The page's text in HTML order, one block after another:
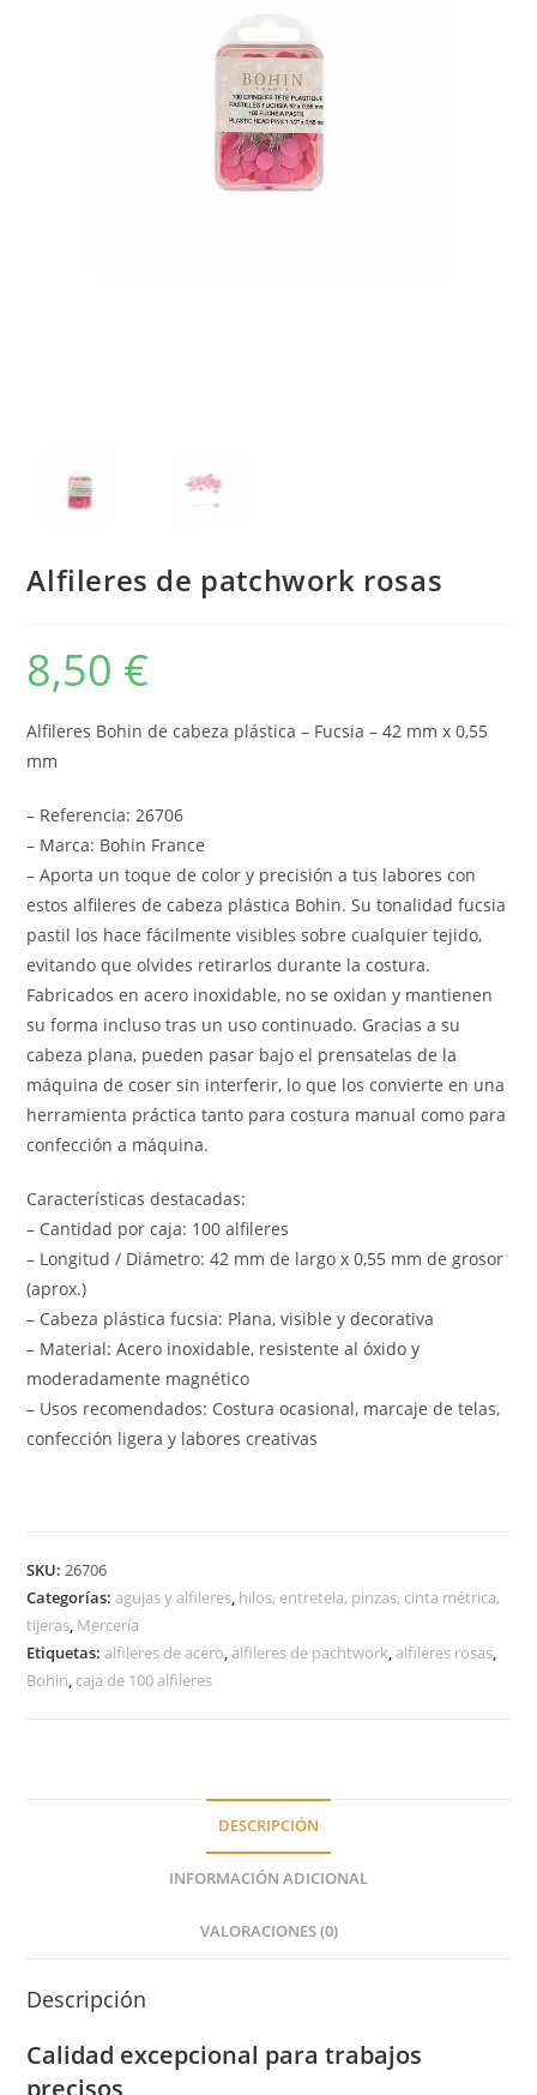
Alfileres de patchwork rosas
8,50 €
Alfileres Bohin de cabeza plástica – Fucsia – 42 mm x 0,55
mm
– Referencia: 26706
– Marca: Bohin France
– Aporta un toque de color y precisión a tus labores con
estos alfileres de cabeza plástica Bohin. Su tonalidad fucsia
pastil los hace fácilmente visibles sobre cualquier tejido,
evitando que olvides retirarlos durante la costura.
Fabricados en acero inoxidable, no se oxidan y mantienen
su forma incluso tras un uso continuado. Gracias a su
cabeza plana, pueden pasar bajo el prensatelas de la
máquina de coser sin interferir, lo que los convierte en una
herramienta práctica tanto para costura manual como para
confección a máquina.
Características destacadas:
– Cantidad por caja: 100 alfileres
– Longitud / Diámetro: 42 mm de largo x 0,55 mm de grosor
(aprox.)
– Cabeza plástica fucsia: Plana, visible y decorativa
– Material: Acero inoxidable, resistente al óxido y
moderadamente magnético
– Usos recomendados: Costura ocasional, marcaje de telas,
confección ligera y labores creativas
SKU:26706
Categorías:agujas y alfileres, hilos, entretela, pinzas, cinta métrica,
tijeras, Mercería
Etiquetas:alfileres de acero,alfileres de pachtwork,alfileres rosas,
Bohin, caja de 100 alfileres
DESCRIPCIÓN
INFORMACIÓN ADICIONAL
VALORACIONES (0)
Descripción
Calidad excepcional para trabajos